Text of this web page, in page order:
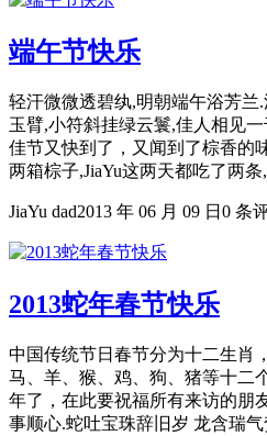
端午节快乐
轻汗微微透碧纨,明朝端午浴芳兰
玉臂,小符斜挂绿云鬟,佳人相见
佳节又快到了，又闻到了棕香的
两箱棕子,JiaYu这两天都吃了两
JiaYu dad2013 年 06 月 09 日 0 条
2013蛇年春节快乐
中国传统节日春节分为十二生肖
马、羊、猴、鸡、狗、猪等十二
年了，在此要祝福所有来访的朋
事顺心.蛇吐宝珠辞旧岁 龙含瑞气